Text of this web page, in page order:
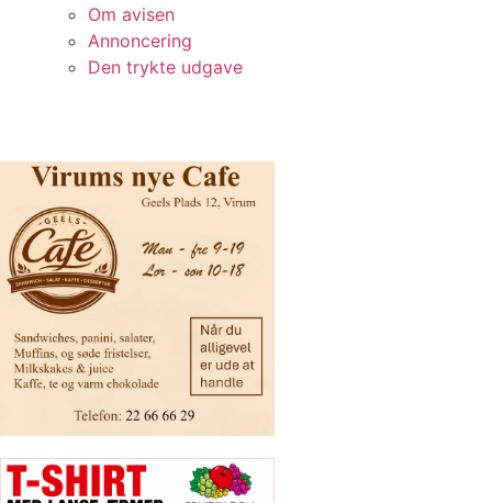
Om avisen
Annoncering
Den trykte udgave